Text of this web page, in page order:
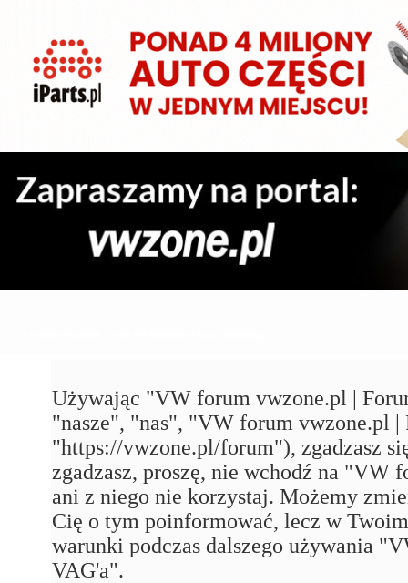
Używając "VW forum vwzone.pl |
"nasze", "nas", "VW forum vwzone.pl
"https://vwzone.pl/forum"), zgadzasz
zgadzasz, proszę, nie wchodź na
ani z niego nie korzystaj. Możemy
Cię o tym poinformować, lecz w
warunki podczas dalszego używania
VAG'a".